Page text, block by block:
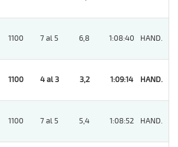
1100 7 al 5 6,8 1:08:40 HAND.
1100 4 al 3 3,2 1:09:14 HAND.
1100 7 al 5 5,4 1:08:52 HAND.